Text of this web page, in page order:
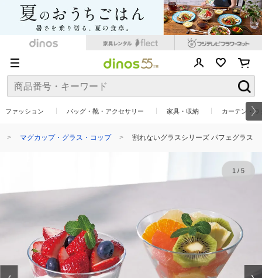
ファッション バッグ・靴・アクセサリー 家具・収納 カーテン・
マグカップ・グラス・コップ 割れないグラスシリーズ パフェグラス
1/ 5